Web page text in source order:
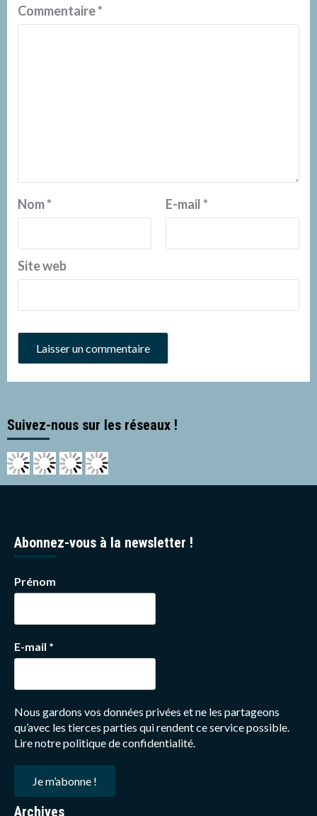
Commentaire*
Nom* E-mail*
Site web
Suivez-nous sur les réseaux !
Abonnez-vous à la newsletter !
Prénom
E-mail *
Nous gardons vos données privées et ne les partageons
qu’avec les tierces parties qui rendent ce service possible.
Lire notre politique de confidentialité.
Archives